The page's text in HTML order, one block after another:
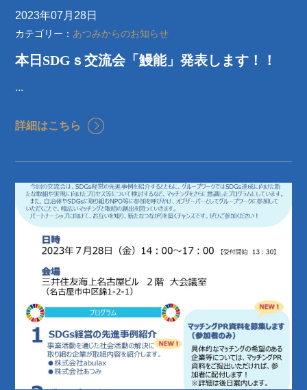
2023年07月28日
カテゴリー： あつみからのお知らせ
本日SDGｓ交流会「鰻能」発表します！！
...
詳細はこちら